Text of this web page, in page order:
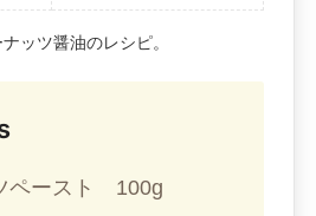
ッツ醤油のレシピ。
ペースト 100g